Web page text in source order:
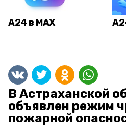
А24 в MAX
В Астраханской
объявлен режим
пожарной